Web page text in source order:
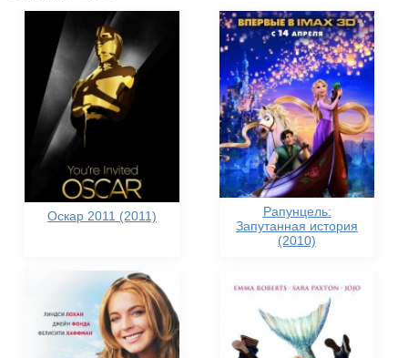
Оскар 2011 (2011)
Рапунцель:
Запутанная история
(2010)